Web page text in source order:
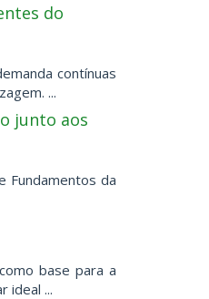
do
contínuas
...
junto aos
Fundamentos da
base para a
ideal ...